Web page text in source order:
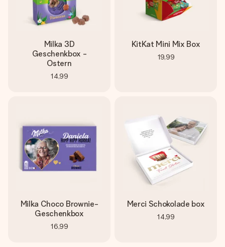
Milka 3D
Geschenkbox -
Ostern
14,99
KitKat Mini Mix Box
19,99
Milka Choco Brownie-
Geschenkbox
16,99
Merci Schokolade box
14,99